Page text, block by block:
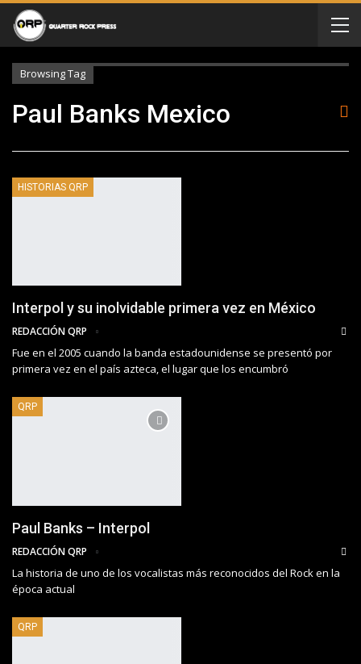
Browsing Tag
Paul Banks Mexico
HISTORIAS QRP
Interpol y su inolvidable primera vez en México
REDACCIÓN QRP
Fue en el 2005 cuando la banda estadounidense se presentó por
primera vez en el país azteca, el lugar que los encumbró
QRP
Paul Banks – Interpol
REDACCIÓN QRP
La historia de uno de los vocalistas más reconocidos del Rock en la
época actual
QRP